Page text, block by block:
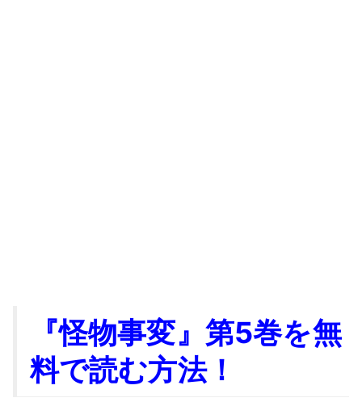
『怪物事変』第5巻を無
料で読む方法！